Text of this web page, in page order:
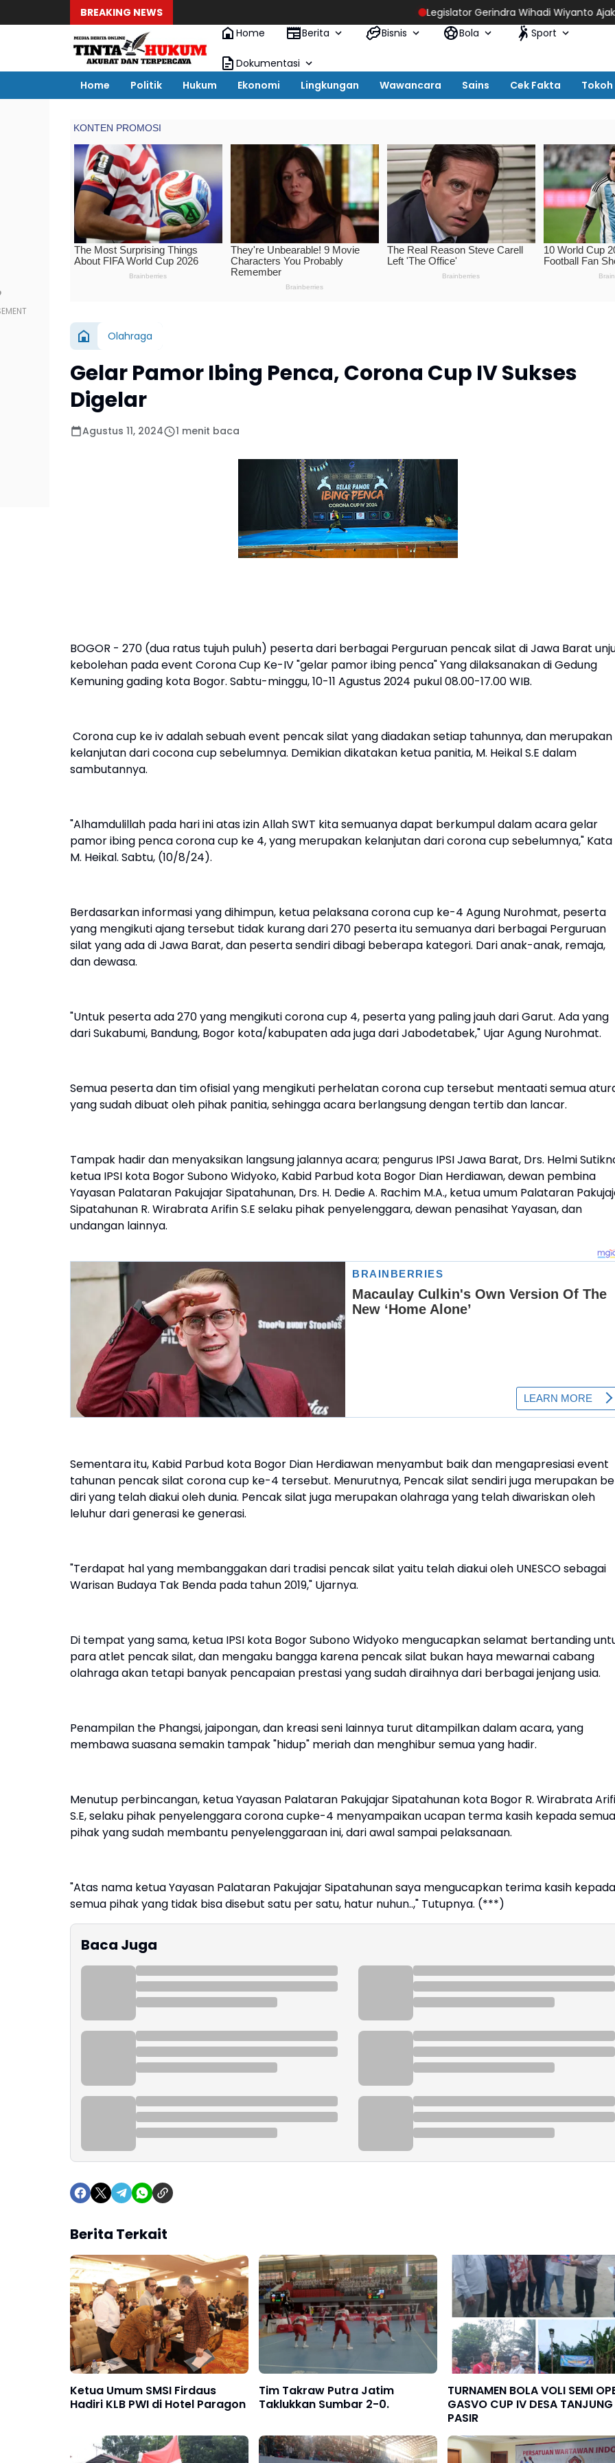
BREAKING NEWS
Legislator Gerindra Wihadi Wiyanto Ajak Masyarakat
Home
Berita Bisnis Bola Sport
Dokumentasi
Home
Politik Hukum Ekonomi Lingkungan Wawancara Sains Cek Fakta Tokoh
Olahraga
Gelar Pamor Ibing Penca, Corona Cup IV Sukses
Digelar
Agustus 11, 2024 1 menit baca
BOGOR - 270 (dua ratus tujuh puluh) peserta dari berbagai Perguruan pencak silat di Jawa Barat
kebolehan pada event Corona Cup Ke-IV "gelar pamor ibing penca" Yang dilaksanakan di Gedung
Kemuning gading kota Bogor. Sabtu-minggu, 10-11 Agustus 2024 pukul 08.00-17.00 WIB.
Corona cup ke iv adalah sebuah event pencak silat yang diadakan setiap tahunnya, dan merupakan
kelanjutan dari cocona cup sebelumnya. Demikian dikatakan ketua panitia, M. Heikal S.E dalam
sambutannya.
"Alhamdulillah pada hari ini atas izin Allah SWT kita semuanya dapat berkumpul dalam acara gelar
pamor ibing penca corona cup ke 4, yang merupakan kelanjutan dari corona cup sebelumnya," Kata
M. Heikal. Sabtu, (10/8/24).
Berdasarkan informasi yang dihimpun, ketua pelaksana corona cup ke-4 Agung Nurohmat, peserta
yang mengikuti ajang tersebut tidak kurang dari 270 peserta itu semuanya dari berbagai Perguruan
silat yang ada di Jawa Barat, dan peserta sendiri dibagi beberapa kategori. Dari anak-anak, remaja,
dan dewasa.
"Untuk peserta ada 270 yang mengikuti corona cup 4, peserta yang paling jauh dari Garut. Ada yang
dari Sukabumi, Bandung, Bogor kota/kabupaten ada juga dari Jabodetabek," Ujar Agung Nurohmat.
Semua peserta dan tim ofisial yang mengikuti perhelatan corona cup tersebut mentaati semua
yang sudah dibuat oleh pihak panitia, sehingga acara berlangsung dengan tertib dan lancar.
Tampak hadir dan menyaksikan langsung jalannya acara; pengurus IPSI Jawa Barat, Drs. Helmi
ketua IPSI kota Bogor Subono Widyoko, Kabid Parbud kota Bogor Dian Herdiawan, dewan pembina
Yayasan Palataran Pakujajar Sipatahunan, Drs. H. Dedie A. Rachim M.A., ketua umum Palataran
Sipatahunan R. Wirabrata Arifin S.E selaku pihak penyelenggara, dewan penasihat Yayasan, dan
undangan lainnya.
Sementara itu, Kabid Parbud kota Bogor Dian Herdiawan menyambut baik dan mengapresiasi event
tahunan pencak silat corona cup ke-4 tersebut. Menurutnya, Pencak silat sendiri juga merupakan
diri yang telah diakui oleh dunia. Pencak silat juga merupakan olahraga yang telah diwariskan oleh
leluhur dari generasi ke generasi.
"Terdapat hal yang membanggakan dari tradisi pencak silat yaitu telah diakui oleh UNESCO sebagai
Warisan Budaya Tak Benda pada tahun 2019," Ujarnya.
Di tempat yang sama, ketua IPSI kota Bogor Subono Widyoko mengucapkan selamat bertanding
para atlet pencak silat, dan mengaku bangga karena pencak silat bukan haya mewarnai cabang
olahraga akan tetapi banyak pencapaian prestasi yang sudah diraihnya dari berbagai jenjang usia.
Penampilan the Phangsi, jaipongan, dan kreasi seni lainnya turut ditampilkan dalam acara, yang
membawa suasana semakin tampak "hidup" meriah dan menghibur semua yang hadir.
Menutup perbincangan, ketua Yayasan Palataran Pakujajar Sipatahunan kota Bogor R. Wirabrata
S.E, selaku pihak penyelenggara corona cupke-4 menyampaikan ucapan terma kasih kepada semua
pihak yang sudah membantu penyelenggaraan ini, dari awal sampai pelaksanaan.
"Atas nama ketua Yayasan Palataran Pakujajar Sipatahunan saya mengucapkan terima kasih kepada
semua pihak yang tidak bisa disebut satu per satu, hatur nuhun..," Tutupnya. (***)
Baca Juga
Berita Terkait
Ketua Umum SMSI Firdaus
Hadiri KLB PWI di Hotel Paragon
Tim Takraw Putra Jatim
Taklukkan Sumbar 2-0.
TURNAMEN BOLA VOLI SEMI
GASVO CUP IV DESA TANJUNG
PASIR